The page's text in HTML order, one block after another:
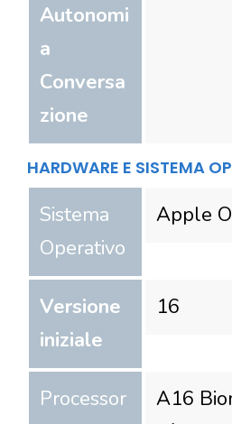
Autonomi
a
Conversa
zione
HARDWARE E SISTEMA
Sistema
Operativo
Apple
Versione
iniziale
16
Processor
A16